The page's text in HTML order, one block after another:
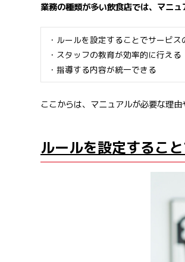
業務の種類が多い飲食店では、マニ
・ルールを設定することでサービ
・スタッフの教育が効率的に行える
・指導する内容が統一できる
ここからは、マニュアルが必要な理
ルールを設定するこ